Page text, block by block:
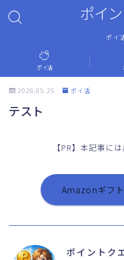
ポイ
ポイ
ポイ活
お問い合わせ
プライバシーポリシー
ポイ活
2026.05.25 ポイ活
テスト
【PR】本記事に
Amazonギフ
ポイントク